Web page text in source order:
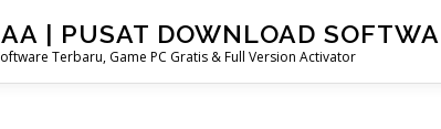
| PUSAT DOWNLOAD
Terbaru, Game PC Gratis & Full Version Activator